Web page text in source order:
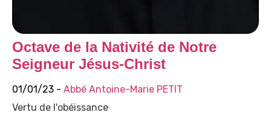
Octave de la Nativité de Notre
Seigneur Jésus-Christ
01/01/23 - Abbé Antoine-Marie PETIT
Vertu de l'obéissance